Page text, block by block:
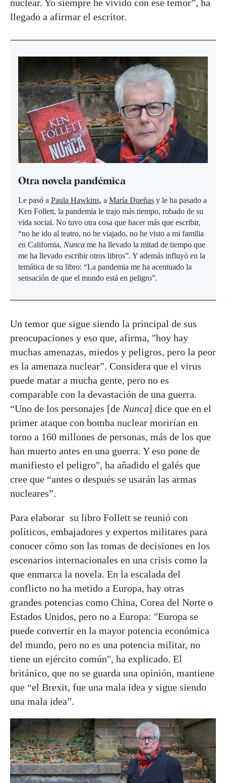
nuclear. Yo siempre he vivido con ese temor”, ha
llegado a afirmar el escritor.
Otra novela pandémica
Le pasó a Paula Hawkins, a María Dueñas y le ha pasado a
Ken Follett, la pandemia le trajo más tiempo, robado de su
vida social. No tuvo otra cosa que hacer más que escribir,
“no he ido al teatro, no he viajado, no he visto a mi familia
en California, Nunca me ha llevado la mitad de tiempo que
me ha llevado escribir otros libros”. Y además influyó en la
temática de su libro: “La pandemia me ha acentuado la
sensación de que el mundo está en peligro”.
Un temor que sigue siendo la principal de sus
preocupaciones y eso que, afirma, "hoy hay
muchas amenazas, miedos y peligros, pero la peor
es la amenaza nuclear”. Considera que el virus
puede matar a mucha gente, pero no es
comparable con la devastación de una guerra.
“Uno de los personajes [de Nunca] dice que en el
primer ataque con bomba nuclear morirían en
torno a 160 millones de personas, más de los que
han muerto antes en una guerra. Y eso pone de
manifiesto el peligro", ha añadido el galés que
cree que “antes o después se usarán las armas
nucleares”.
Para elaborar su libro Follett se reunió con
políticos, embajadores y expertos militares para
conocer cómo son las tomas de decisiones en los
escenarios internacionales en una crisis como la
que enmarca la novela. En la escalada del
conflicto no ha metido a Europa, hay otras
grandes potencias como China, Corea del Norte o
Estados Unidos, pero no a Europa: "Europa se
puede convertir en la mayor potencia económica
del mundo, pero no es una potencia militar, no
tiene un ejército común", ha explicado. El
británico, que no se guarda una opinión, mantiene
que “el Brexit, fue una mala idea y sigue siendo
una mala idea”.